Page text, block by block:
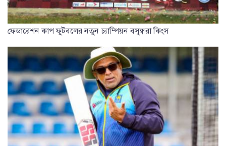
ফেডারেশন কাপ ফুটবলের নতুন চ্যাম্পিয়ন বসুন্ধরা কিংস